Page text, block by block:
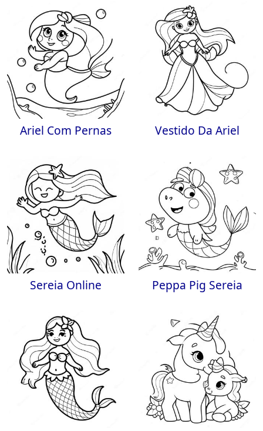
Ariel Com Pernas Vestido Da Ariel
Sereia Online Peppa Pig Sereia